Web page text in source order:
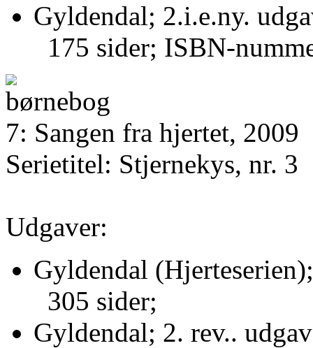
Gyldendal; 2.i.e.ny.
175 sider; ISBN-
7: Sangen fra hjertet, 2009
Serietitel: Stjernekys, nr. 3
Udgaver:
Gyldendal
305 sider;
Gyldendal; 2. rev..